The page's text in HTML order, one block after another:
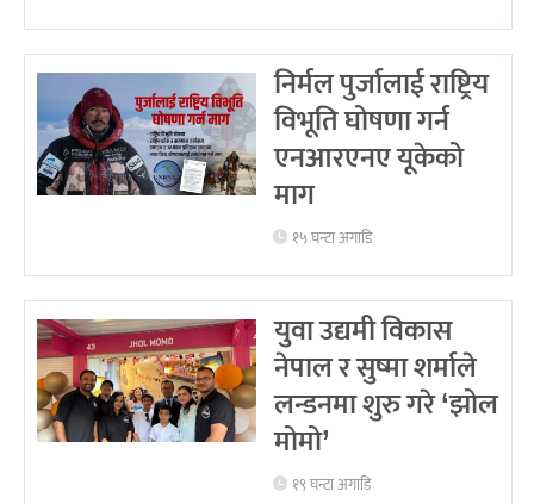
निर्मल पुर्जालाई राष्ट्रिय
विभूति घोषणा गर्न
एनआरएनए यूकेको
माग
१५ घन्टा अगाडि
युवा उद्यमी विकास
नेपाल र सुष्मा शर्माले
लन्डनमा शुरु गरे ‘झोल
मोमो’
१९ घन्टा अगाडि